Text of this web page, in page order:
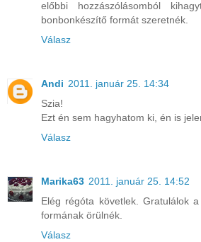
előbbi hozzászólásomból
bonbonkészítő formát szeretnék.
Válasz
Andi 2011. január 25. 14:34
Szia!
Ezt én sem hagyhatom ki, én is
Válasz
Marika63 2011. január 25. 14:52
Elég régóta követlek. Gratulálok
formának örülnék.
Válasz